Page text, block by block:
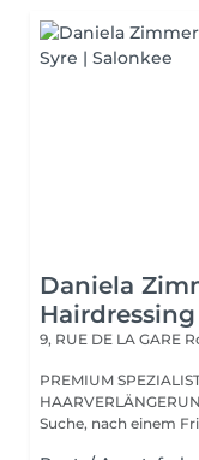
Daniela
Hairdressing
9, RUE DE LA GARE
PREMIUM